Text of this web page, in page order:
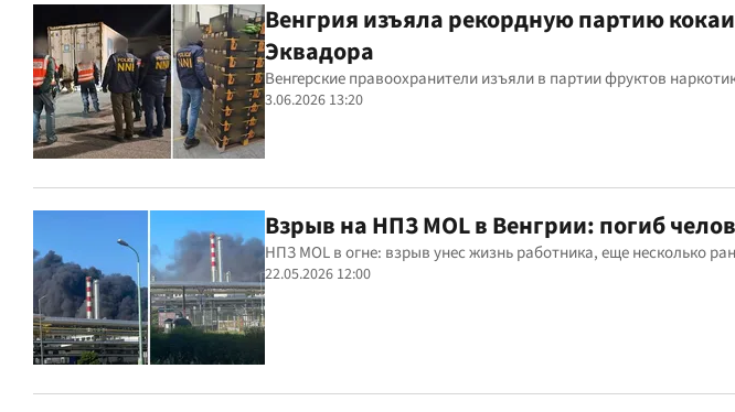
Венгрия изъяла рекордную партию
Эквадора
Венгерские правоохранители изъяли в партии фруктов
3.06.2026 13:20
Взрыв на НПЗ MOL в Венгрии: погиб
НПЗ MOL в огне: взрыв унес жизнь работника, еще несколько
22.05.2026 12:00